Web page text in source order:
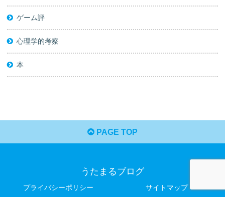
ゲーム評
心理学的考察
本
PAGE TOP
うたまるブログ
プライバシーポリシー サイトマップ